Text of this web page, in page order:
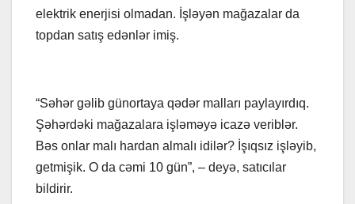
elektrik enerjisi olmadan. İşləyən mağazalar da
topdan satış edənlər imiş.
“Səhər gəlib günortaya qədər malları paylayırdıq.
Şəhərdəki mağazalara işləməyə icazə veriblər.
Bəs onlar malı hardan almalı idilər? İşıqsız işləyib,
getmişik. O da cəmi 10 gün”, – deyə, satıcılar
bildirir.